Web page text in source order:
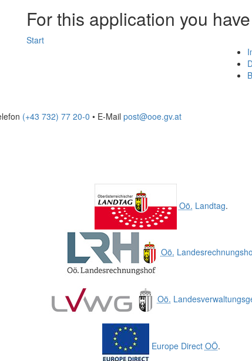
For this application you
Start
(+43 732) 77 20-0 • E-Mail post@ooe.gv.at
Oö. Landtag.
Oö.
Oö.
Europe Direct OÖ.